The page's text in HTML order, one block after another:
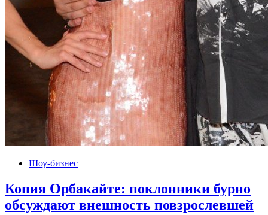
Шоу-бизнес
Копия Орбакайте: поклонники бурно
обсуждают внешность повзрослевшей